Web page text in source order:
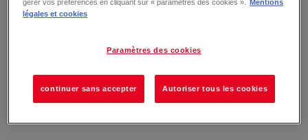
gérer vos préférences en cliquant sur « paramètres des cookies ».
Mentions
légales et cookies
Paramètres des cookies
continuer sans accepter Autoriser tous les cookies